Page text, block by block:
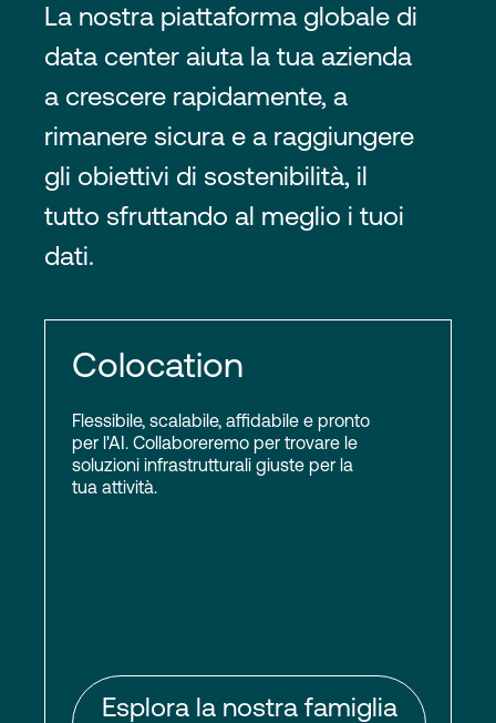
La nostra piattaforma globale di
data center aiuta la tua azienda
a crescere rapidamente, a
rimanere sicura e a raggiungere
gli obiettivi di sostenibilità, il
tutto sfruttando al meglio i tuoi
dati.
Colocation
Flessibile, scalabile, affidabile e pronto
per l'AI. Collaboreremo per trovare le
soluzioni infrastrutturali giuste per la
tua attività.
Esplora la nostra famiglia